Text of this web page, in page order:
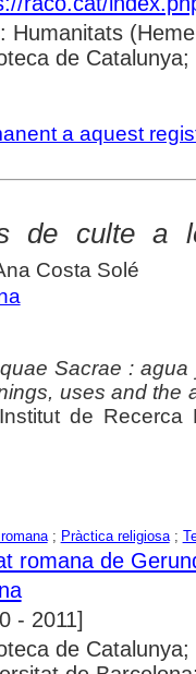
Humanitats
de
a aquest
de culte a
Costa Solé
Sacrae :
uses and the
de Recerca
; Pràctica religiosa;
romana de
- 2011]
de